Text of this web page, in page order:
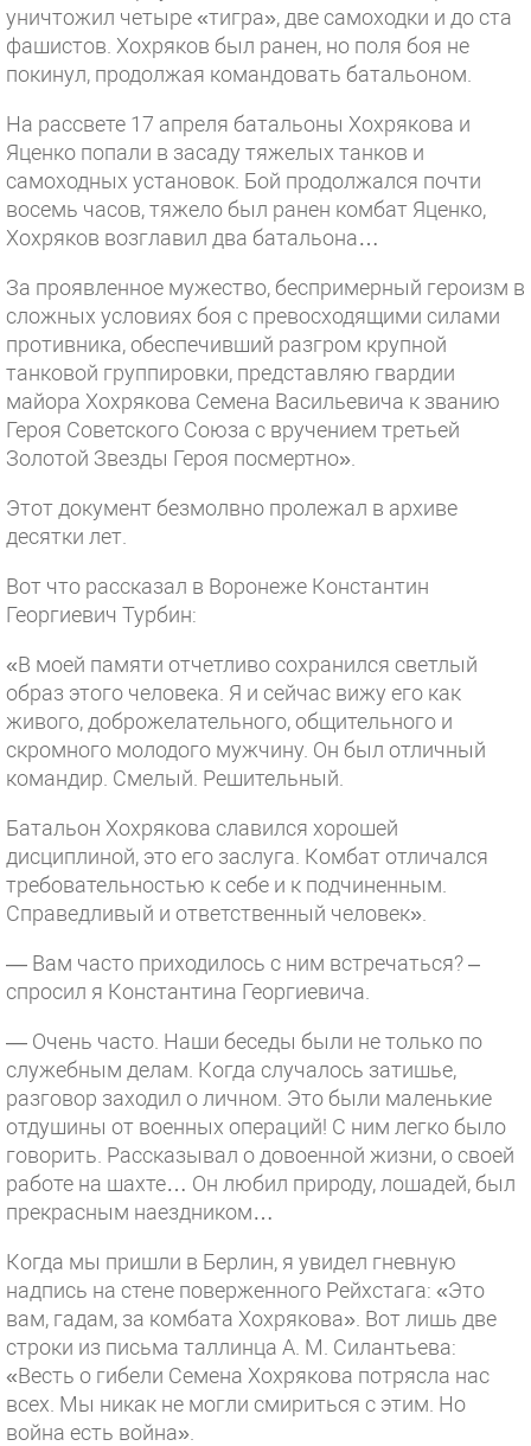
уничтожил четыре «тигра», две самоходки и до ста
фашистов. Хохряков был ранен, но поля боя не
покинул, продолжая командовать батальоном.
На рассвете 17 апреля батальоны Хохрякова и
Яценко попали в засаду тяжелых танков и
самоходных установок. Бой продолжался почти
восемь часов, тяжело был ранен комбат Яценко,
Хохряков возглавил два батальона…
За проявленное мужество, беспримерный героизм в
сложных условиях боя с превосходящими силами
противника, обеспечивший разгром крупной
танковой группировки, представляю гвардии
майора Хохрякова Семена Васильевича к званию
Героя Советского Союза с вручением третьей
Золотой Звезды Героя посмертно».
Этот документ безмолвно пролежал в архиве
десятки лет.
Вот что рассказал в Воронеже Константин
Георгиевич Турбин:
«В моей памяти отчетливо сохранился светлый
образ этого человека. Я и сейчас вижу его как
живого, доброжелательного, общительного и
скромного молодого мужчину. Он был отличный
командир. Смелый. Решительный.
Батальон Хохрякова славился хорошей
дисциплиной, это его заслуга. Комбат отличался
требовательностью к себе и к подчиненным.
Справедливый и ответственный человек».
— Вам часто приходилось с ним встречаться? –
спросил я Константина Георгиевича.
— Очень часто. Наши беседы были не только по
служебным делам. Когда случалось затишье,
разговор заходил о личном. Это были маленькие
отдушины от военных операций! С ним легко было
говорить. Рассказывал о довоенной жизни, о своей
работе на шахте… Он любил природу, лошадей, был
прекрасным наездником…
Когда мы пришли в Берлин, я увидел гневную
надпись на стене поверженного Рейхстага: «Это
вам, гадам, за комбата Хохрякова». Вот лишь две
строки из письма таллинца А. М. Силантьева:
«Весть о гибели Семена Хохрякова потрясла нас
всех. Мы никак не могли смириться с этим. Но
война есть война».